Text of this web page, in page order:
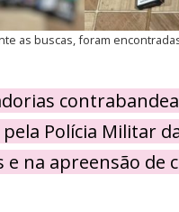
as buscas, foram
Polícia Militar
na apreensão